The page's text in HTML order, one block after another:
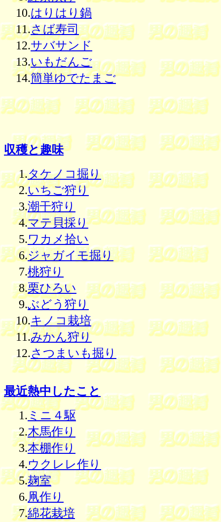
10.はりはり鍋
11.さば寿司
12.サバサンド
13.いもだんご
14.簡単ゆでたまご
収穫と趣味
1.タケノコ掘り
2.いちご狩り
3.潮干狩り
4.マテ貝採り
5.ワカメ拾い
6.ジャガイモ掘り
7.桃狩り
8.栗ひろい
9.ぶどう狩り
10.キノコ栽培
11.みかん狩り
12.さつまいも掘り
最近熱中したこと
1. ミニ４駆
2.木馬作り
3.本棚作り
4.ウクレレ作り
5.麹室
6.凧作り
7.綿花栽培